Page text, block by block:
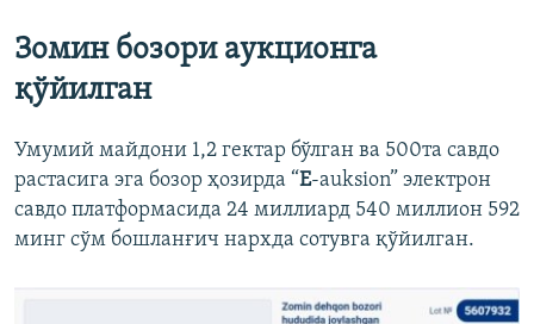
Зомин бозори аукционга
қўйилган
Умумий майдони 1,2 гектар бўлган ва 500та савдо
растасига эга бозор ҳозирда “E-auksion” электрон
савдо платформасида 24 миллиард 540 миллион 592
минг сўм бошланғич нархда сотувга қўйилган.